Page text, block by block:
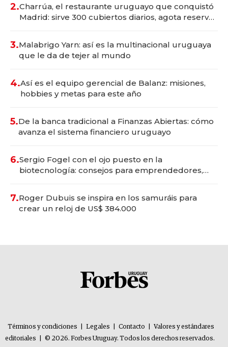
2.Charrúa, el restaurante uruguayo que conquistó
Madrid: sirve 300 cubiertos diarios, agota reservas
3.Malabrigo Yarn: así es la multinacional uruguaya
que le da de tejer al mundo
4.Así es el equipo gerencial de Balanz: misiones,
hobbies y metas para este año
5.De la banca tradicional a Finanzas Abiertas: cómo
avanza el sistema financiero uruguayo
6.Sergio Fogel con el ojo puesto en la
biotecnología: consejos para emprendedores,
7.Roger Dubuis se inspira en los samuráis para
crear un reloj de US$ 384.000
Términos y condiciones Legales Contacto
Valores y estándares
editoriales
© 2026. Forbes Uruguay. Todos los derechos reservados.